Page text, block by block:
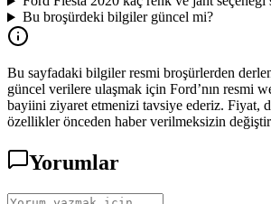
Bu broşürdeki bilgiler güncel mi?
Bu sayfadaki bilgiler resmi broşürlerden
güncel verilere ulaşmak için Ford’nın resmi
bayiini ziyaret etmenizi tavsiye ederiz. Fiyat,
özellikler önceden haber verilmeksizin
Yorumlar